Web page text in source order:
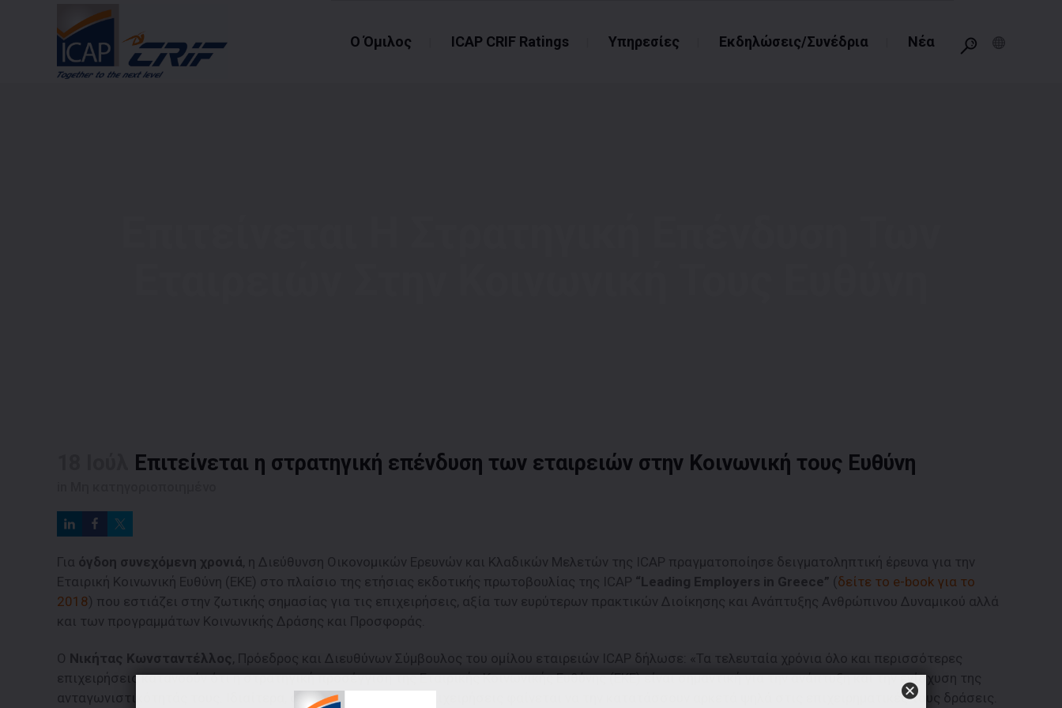
Ο Όμιλος ICAP CRIF Ratings Υπηρεσίες Εκδηλώσεις/Συνέδρια Νέα
Επιτείνεται η στρατηγική επένδυση των εταιρειών στην Κοινωνική τους Ευθύνη
Για όγδοη συνεχόμενη χρονιά, η Διεύθυνση Οικονομικών Ερευνών και Κλαδικών Μελετών της ICAP πραγματοποίησε δειγματοληπτική έρευνα για την
Εταιρική Κοινωνική Ευθύνη (ΕΚΕ) στο πλαίσιο της ετήσιας εκδοτικής πρωτοβουλίας της ΙCAP “Leading Employers in Greece” ( δείτε το e-book για το
2018) που εστιάζει στην ζωτικής σημασίας για τις επιχειρήσεις, αξία των ευρύτερων πρακτικών Διοίκησης και Ανάπτυξης Ανθρώπινου Δυναμικού αλλά
και των προγραμμάτων Κοινωνικής Δράσης και Προσφοράς.
Ο Νικήτας Κωνσταντέλλος, Πρόεδρος και Διευθύνων Σύμβουλος του ομίλου εταιρειών ICAP δήλωσε: «Τα τελευταία χρόνια όλο και περισσότερες
επιχειρήσεις κατανοούν ότι η στρατηγική προσέγγιση της Εταιρικής Κοινωνικής Ευθύνης (ΕΚΕ) είναι σημαντική για την ανάπτυξη και την ενίσχυση της
ανταγωνιστικότητάς τους. Ιδιαίτερα, οι μεγάλου μεγέθους επιχειρήσεις φαίνεται να την κατατάσσουν αρκετά ψηλά στις επιχειρηματικές τους δράσεις.